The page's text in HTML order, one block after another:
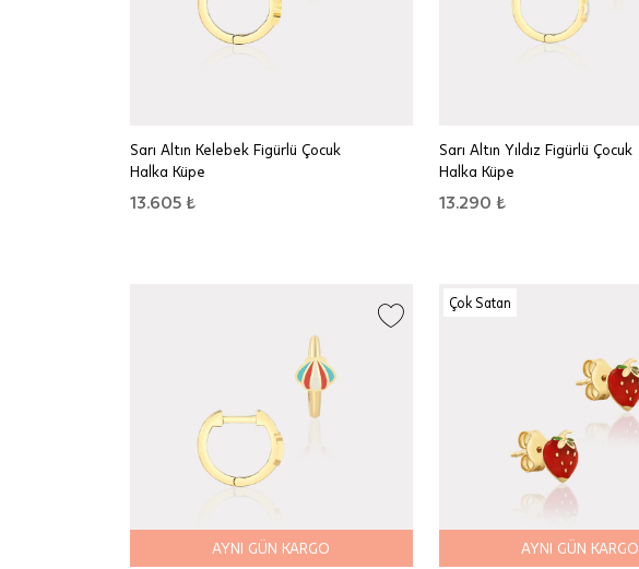
Sarı Altın Kelebek Figürlü Çocuk
Halka Küpe
13.605 ₺
Sarı Altın Yıldız Figürlü Çocuk
Halka Küpe
13.290 ₺
AYNI GÜN KARGO
Çok Satan
AYNI GÜN KARGO